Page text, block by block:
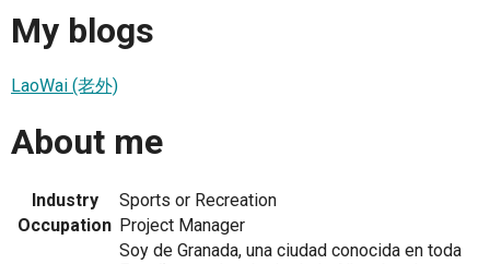
My blogs
LaoWai (老外)
About me
Industry
Sports or Recreation
Occupation Project Manager
Soy de Granada, una ciudad conocida en toda